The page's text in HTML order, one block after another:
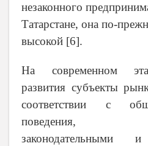
незаконного
Татарстане, она по-
высокой [6].
На современном
развития субъекты
соответствии с
поведения,
законодательными